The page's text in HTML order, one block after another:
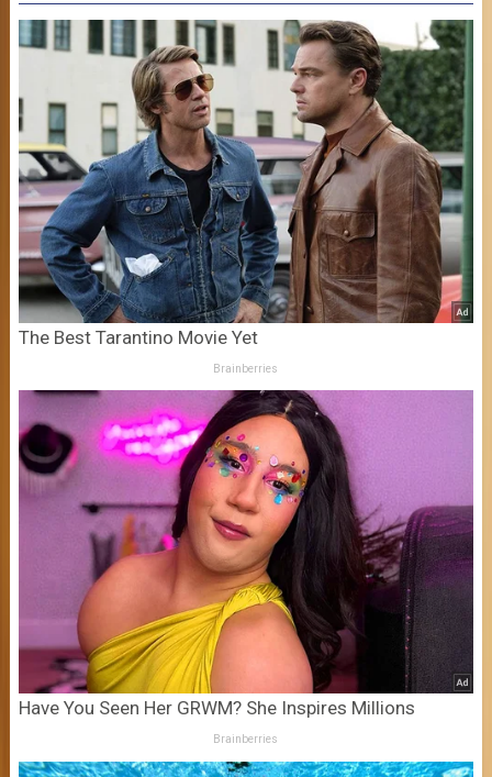
The Best Tarantino Movie Yet
Brainberries
Have You Seen Her GRWM? She Inspires Millions
Brainberries